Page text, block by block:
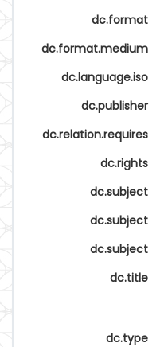
dc.format
dc.format.medium
dc.language.iso
dc.publisher
dc.relation.requires
dc.rights
dc.subject
dc.subject
dc.subject
dc.title
dc.type